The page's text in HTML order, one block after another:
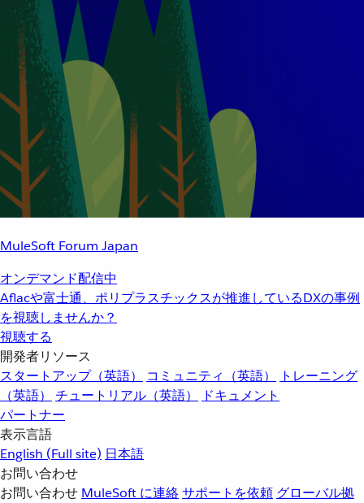
MuleSoft Forum Japan
オンデマンド配信中
Aflacや富士通、ポリプラスチックスが推進しているDXの事例
を視聴しませんか？
視聴する
開発者リソース
スタートアップ（英語）
コミュニティ（英語）
トレーニング
（英語）
チュートリアル（英語）
ドキュメント
パートナー
表示言語
English (Full site) 日本語
お問い合わせ
お問い合わせ MuleSoft に連絡サポートを依頼 グローバル拠